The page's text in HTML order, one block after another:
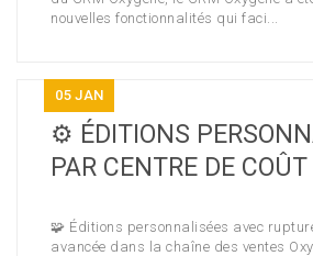
nouvelles fonctionnalités qui faci...
05 JAN
⚙️ ÉDITIONS
PAR CENTRE DE
🧩 Éditions personnalisées avec
avancée dans la chaîne des ventes